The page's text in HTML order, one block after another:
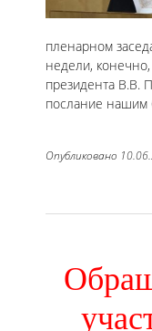
пленарном
недели,
президента В.В.
послание нашим
Опубликовано